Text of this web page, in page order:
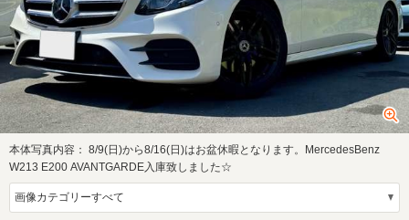
本体写真内容： 8/9(日)から8/16(日)はお盆休暇となります。MercedesBenz
W213 E200 AVANTGARDE入庫致しました☆